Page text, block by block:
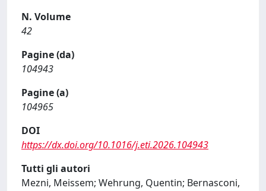
N. Volume
42
Pagine (da)
104943
Pagine (a)
104965
DOI
https://dx.doi.org/10.1016/j.eti.2026.104943
Tutti gli autori
Mezni, Meissem; Wehrung, Quentin; Bernasconi,